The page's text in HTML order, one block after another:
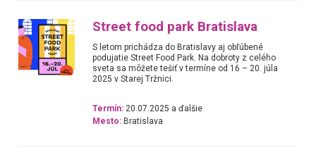
Street food park Bratislava
S letom prichádza do Bratislavy aj obľúbené
podujatie Street Food Park. Na dobroty z celého
sveta sa môžete tešiť v termíne od 16 – 20. júla
2025 v Starej Tržnici.
Termín: 20.07.2025 a ďalšie
Mesto: Bratislava